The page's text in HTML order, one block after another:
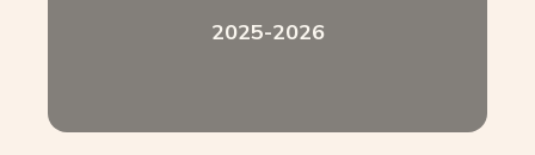
2025-2026